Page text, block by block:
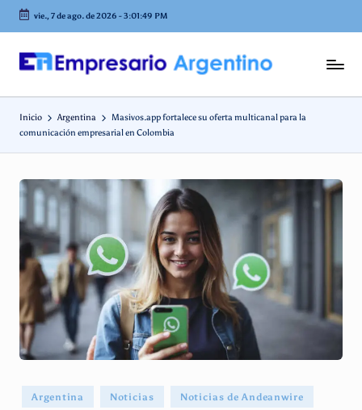
Saltar
contenido
vie., 7 de ago. de 2026 -3:01:50 PM
E
m
p
r
e
s
a
ri
o
A
r
en
Argentina
Inicio Argentina
Masivos.app fortalece su oferta multicanal para la
comunicación empresarial en Colombia
Publicado
en
Argentina Noticias Noticias de Andeanwire